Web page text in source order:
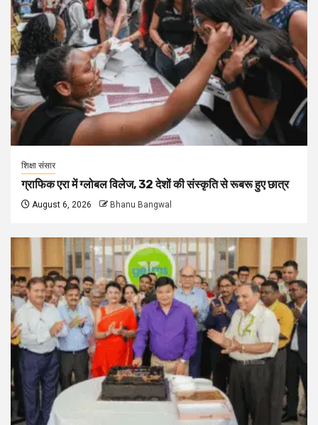
शिक्षा संसार
ग्राफिक एरा में ग्लोबल विलेज, 32 देशों की संस्कृति से रूबरू हुए छात्र
August 6, 2026 Bhanu Bangwal